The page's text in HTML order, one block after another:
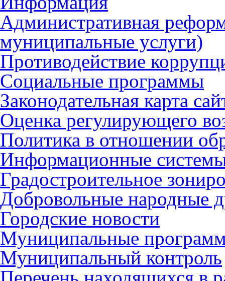
Административная
муниципальные услуги)
Противодействие
Социальные программы
Законодательная карта
Оценка регулирующего
Политика в отношении
Информационные
Градостроительное
Добровольные народные
Городские новости
Муниципальные
Муниципальный контроль